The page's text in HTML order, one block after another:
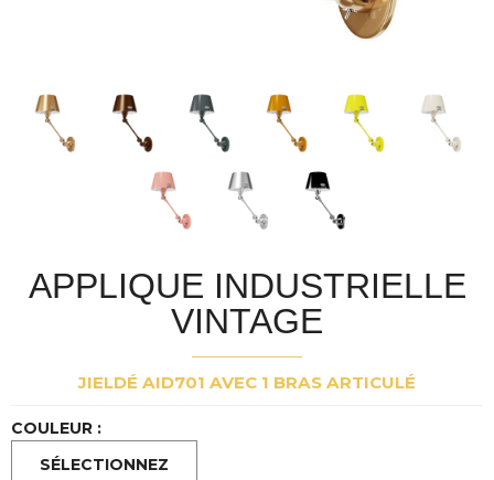
APPLIQUE INDUSTRIELLE
VINTAGE
JIELDÉ AID701 AVEC 1 BRAS ARTICULÉ
COULEUR :